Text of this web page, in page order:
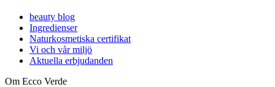
beauty blog
Ingredienser
Naturkosmetiska certifikat
Vi och vår miljö
Aktuella erbjudanden
Om Ecco Verde